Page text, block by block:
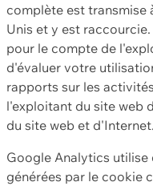
complète est transmise
Unis et y est
pour le compte de
d'évaluer votre
rapports sur les
l'exploitant du site web
du site web et d'Internet.
Google Analytics
générées par le cookie